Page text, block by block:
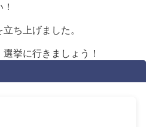
ち上げました。
挙に行きましょう！